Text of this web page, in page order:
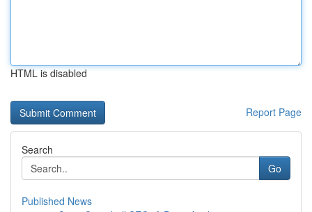
HTML is disabled
Report Page
Search
Go
Published News